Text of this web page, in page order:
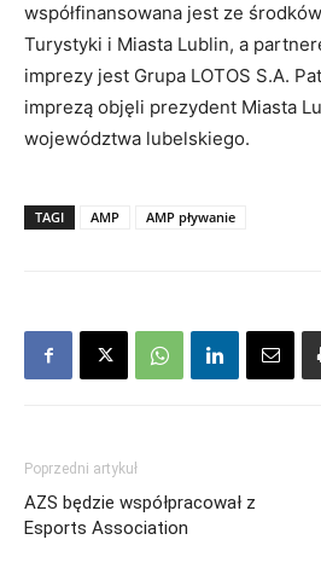
współfinansowana jest ze
Turystyki i Miasta Lublin, a
imprezy jest Grupa LOTOS S.A.
imprezą objęli prezydent Miasta
województwa lubelskiego.
TAGI AMP AMP pływanie
Poprzedni artykuł
AZS będzie współpracował z
Esports Association